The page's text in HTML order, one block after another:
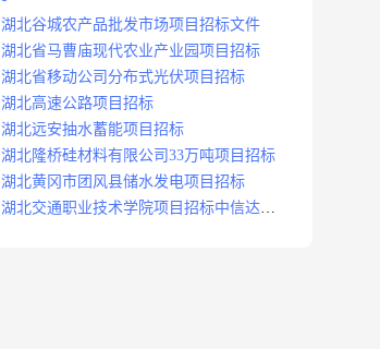
湖北谷城农产品批发市场项目招标文件
湖北省马曹庙现代农业产业园项目招标
湖北省移动公司分布式光伏项目招标
湖北高速公路项目招标
湖北远安抽水蓄能项目招标
湖北隆桥硅材料有限公司33万吨项目招标
湖北黄冈市团风县储水发电项目招标
湖北交通职业技术学院项目招标中信达咨